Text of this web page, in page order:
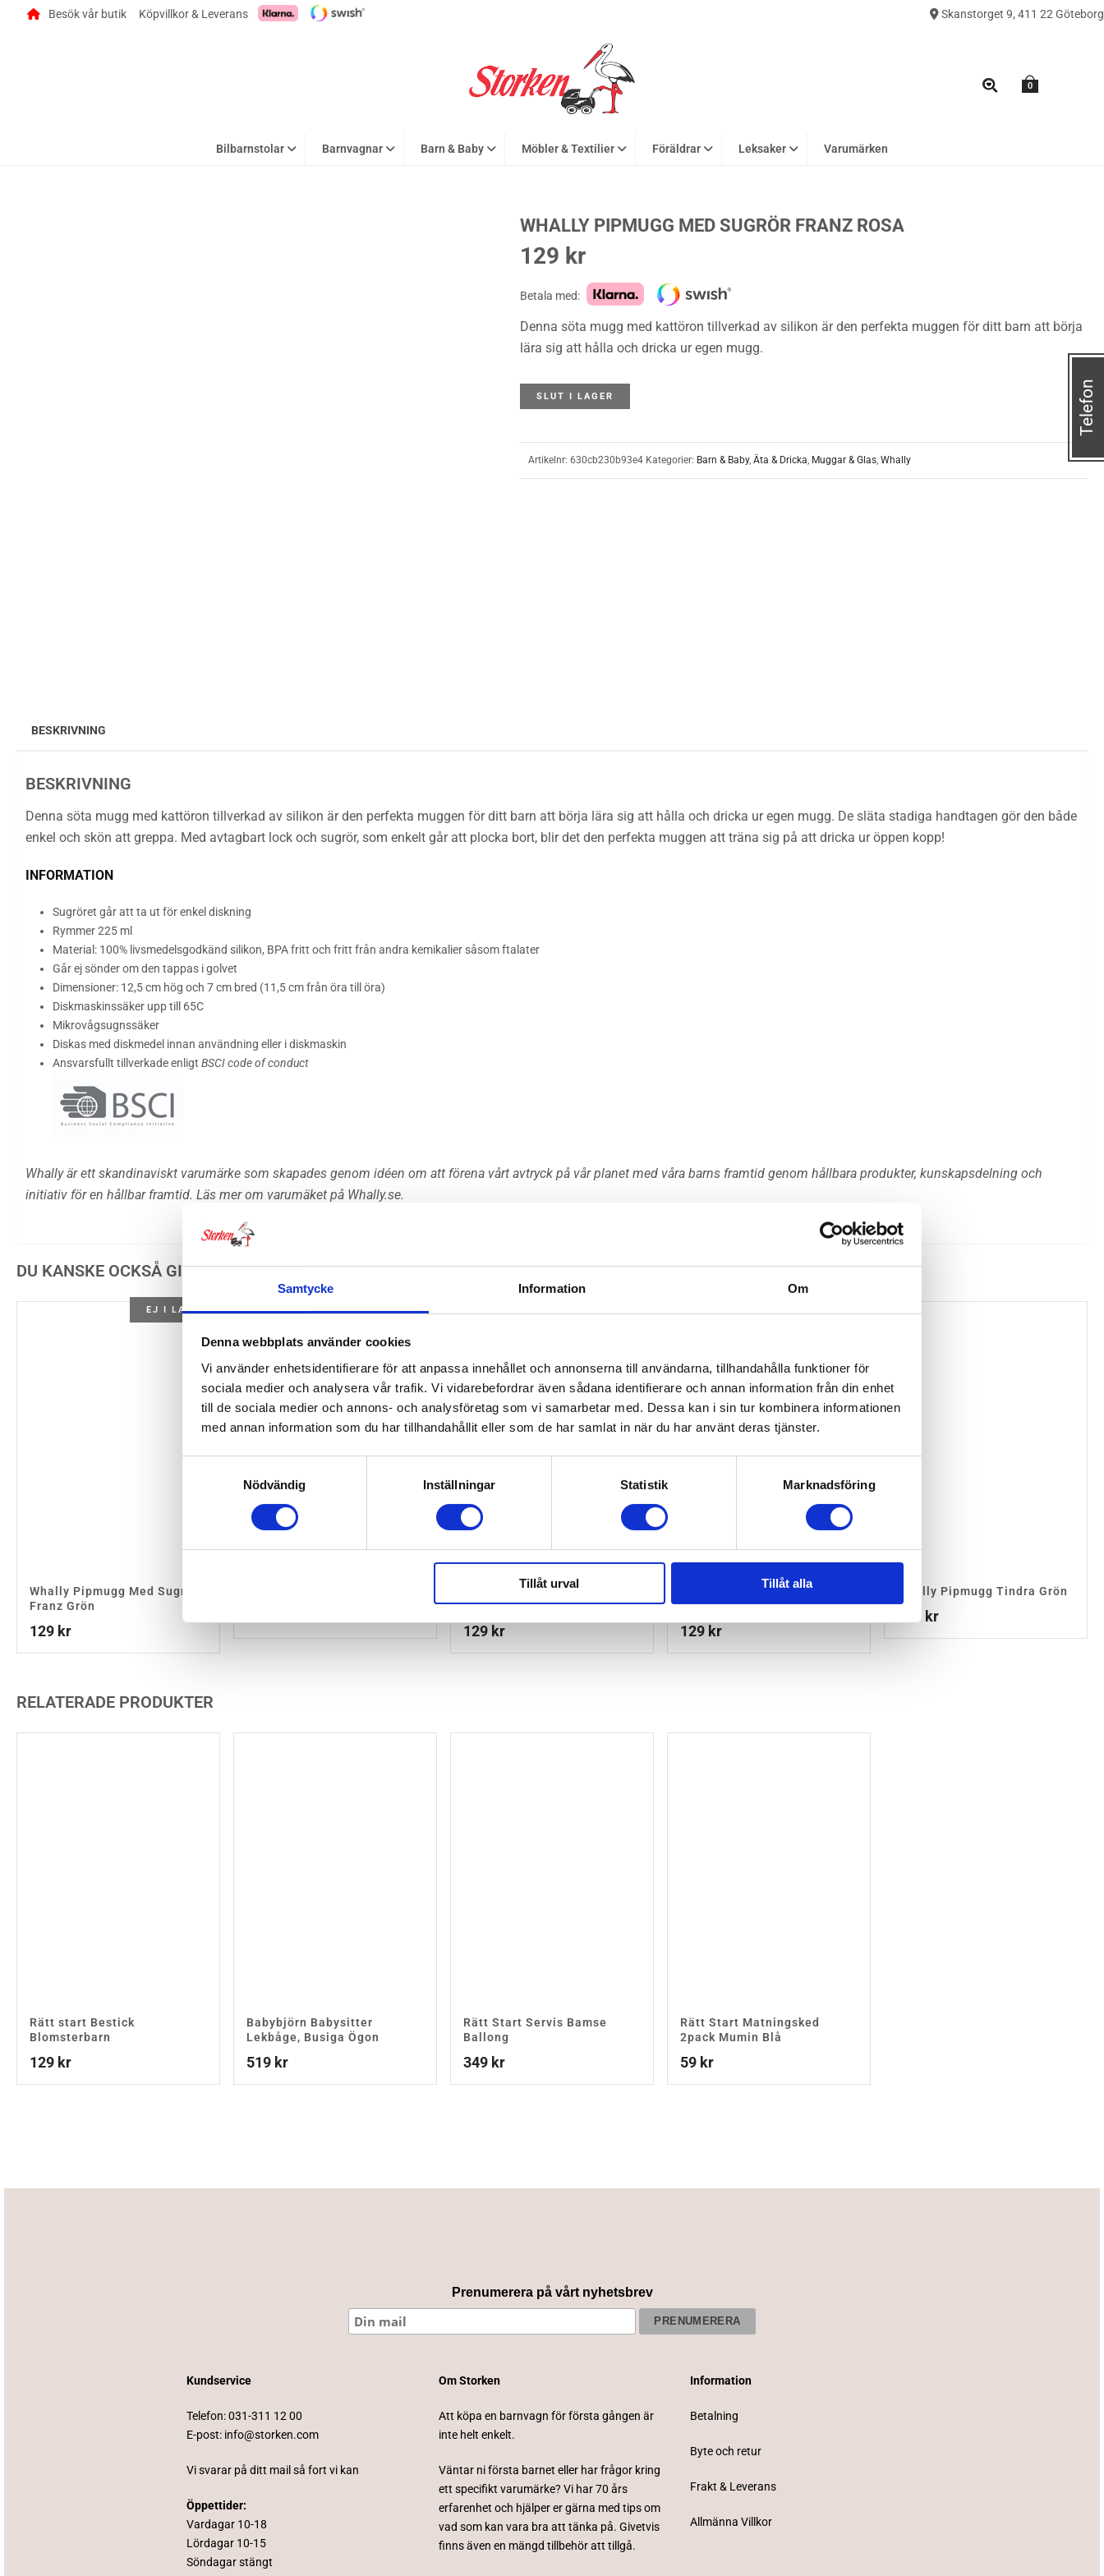
Samtycke Information Om
Denna webbplats använder cookies
Vi använder enhetsidentifierare för att anpassa innehållet och annonserna till användarna, tillhandahålla funktioner för
sociala medier och analysera vår trafik. Vi vidarebefordrar även sådana identifierare och annan information från din enhet
till de sociala medier och annons- och analysföretag som vi samarbetar med. Dessa kan i sin tur kombinera informationen
med annan information som du har tillhandahållit eller som de har samlat in när du har använt deras tjänster.
Nödvändig
Inställningar Statistik Marknadsföring
Tillåt urval Tillåt alla
Besök vår butik Köpvillkor & Leverans Skanstorget 9, 411 22 Göteborg
0
Bilbarnstolar Barnvagnar Barn & Baby Möbler & Textilier Föräldrar Leksaker Varumärken
WHALLY PIPMUGG MED SUGRÖR FRANZ ROSA
129 kr
Betala med:
Denna söta mugg med kattöron tillverkad av silikon är den perfekta muggen för ditt barn att börja
lära sig att hålla och dricka ur egen mugg.
SLUT I LAGER
Artikelnr: 630cb230b93e4 Kategorier: Barn & Baby, Äta & Dricka, Muggar & Glas, Whally
BESKRIVNING
BESKRIVNING
Denna söta mugg med kattöron tillverkad av silikon är den perfekta muggen för ditt barn att börja lära sig att hålla och dricka ur egen mugg. De släta stadiga handtagen gör den både
enkel och skön att greppa. Med avtagbart lock och sugrör, som enkelt går att plocka bort, blir det den perfekta muggen att träna sig på att dricka ur öppen kopp!
INFORMATION
Sugröret går att ta ut för enkel diskning
Rymmer 225 ml
Material: 100% livsmedelsgodkänd silikon, BPA fritt och fritt från andra kemikalier såsomftalater
Går ej sönder om den tappas i golvet
Dimensioner: 12,5 cm hög och 7 cm bred (11,5 cm från öra till öra)
Diskmaskinssäker upp till 65C
Mikrovågsugnssäker
Diskas med diskmedel innan användning eller i diskmaskin
Ansvarsfullt tillverkade enligt BSCI code of conduct
Whally är ett skandinaviskt varumärke som skapades genom idéen om att förena vårt avtryck på vår planet med våra barns framtid genom hållbara produkter, kunskapsdelning och
initiativ för en hållbar framtid. Läs mer om varumäket på Whally.se.
DU KANSKE OCKSÅ GILLAR …
EJ I LAGER
Whally Pipmugg Med Sugrör
Franz Grön
129 kr
Whally Pipmugg Med Sugrör
Franz Sand
129 kr
Whally Pipmugg Med Sugrör
Franz Blågrå
129 kr
Whally Pipmugg Tindra Grön
159 kr
RELATERADE PRODUKTER
Rätt start Bestick
Blomsterbarn
129 kr
Babybjörn Babysitter
Lekbåge, Busiga Ögon
519 kr
Rätt Start Servis Bamse
Ballong
349 kr
Rätt Start Matningsked
2pack Mumin Blå
59 kr
Prenumerera på vårt nyhetsbrev
Kundservice
Telefon:031-311 12 00
E-post: info@storken.com
Vi svarar på ditt mail så fort vi kan
Öppettider:
Vardagar 10-18
Lördagar 10-15
Söndagar stängt
Om Storken
Att köpa en barnvagn för första gången är
inte helt enkelt.
Väntar ni första barnet eller har frågor kring
ett specifikt varumärke? Vi har 70 års
erfarenhet och hjälper er gärna med tips om
vad som kan vara bra att tänka på. Givetvis
finns även en mängd tillbehör att tillgå.
Information
Betalning
Byte och retur
Frakt & Leverans
Allmänna Villkor
Telefon